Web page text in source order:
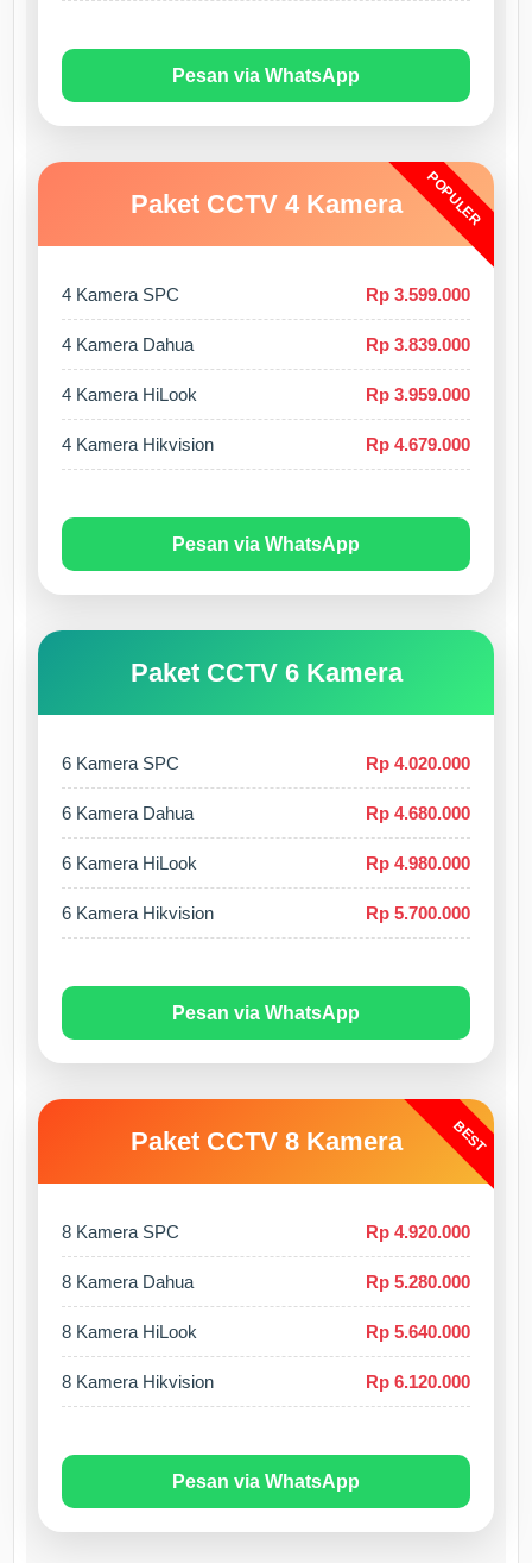
Pesan via WhatsApp
POPULER
Paket CCTV 4 Kamera
4 Kamera SPC Rp 3.599.000
4 Kamera Dahua Rp 3.839.000
4 Kamera HiLook Rp 3.959.000
4 Kamera Hikvision Rp 4.679.000
Pesan via WhatsApp
Paket CCTV 6 Kamera
6 Kamera SPC Rp 4.020.000
6 Kamera Dahua Rp 4.680.000
6 Kamera HiLook Rp 4.980.000
6 Kamera Hikvision Rp 5.700.000
Pesan via WhatsApp
BEST
Paket CCTV 8 Kamera
8 Kamera SPC Rp 4.920.000
8 Kamera Dahua Rp 5.280.000
8 Kamera HiLook Rp 5.640.000
8 Kamera Hikvision Rp 6.120.000
Pesan via WhatsApp